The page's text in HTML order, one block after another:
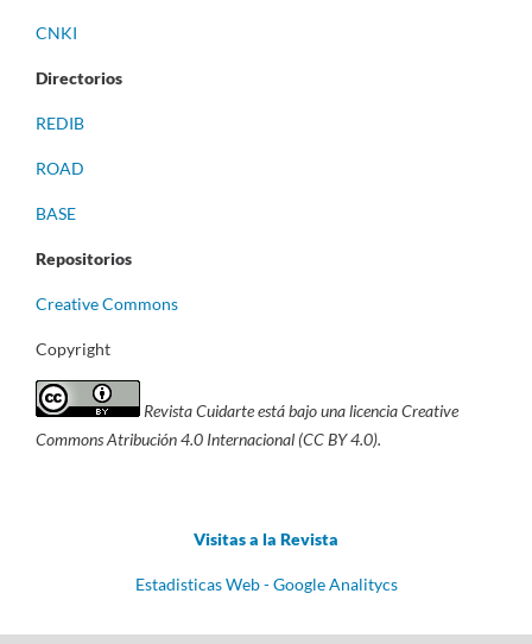
CNKI
Directorios
REDIB
ROAD
BASE
Repositorios
Creative Commons
Copyright
Revista Cuidarte está bajo una licencia Creative
Commons Atribución 4.0 Internacional (CC BY 4.0).
Visitas a la Revista
Estadisticas Web - Google Analitycs